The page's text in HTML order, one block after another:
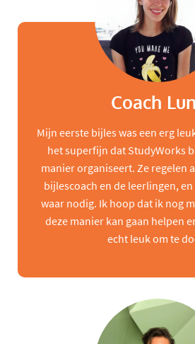
Coach
Mijn eerste bijles was een erg
het superfijn dat StudyWorks
manier organiseert. Ze regelen
bijlescoach en de leerlingen,
waar nodig. Ik hoop dat ik nog
deze manier kan gaan helpen
echt leuk om te